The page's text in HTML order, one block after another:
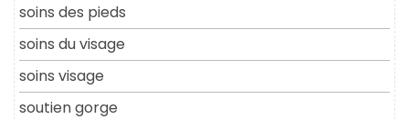
soins des pieds
soins du visage
soins visage
soutien gorge